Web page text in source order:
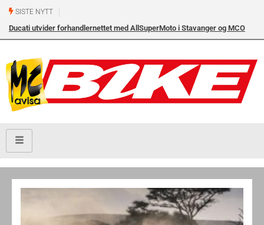
SISTE NYTT
Ducati utvider forhandlernettet med AllSuperMoto i Stavanger og MCO